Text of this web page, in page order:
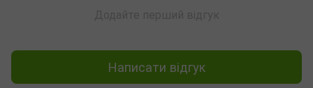
Написати відгук